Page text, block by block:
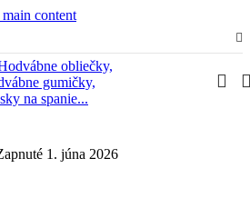
content
1. júna 2026